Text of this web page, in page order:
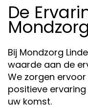
De
Bij Mondzorg
waarde aan de
We zorgen
positieve
uw komst.